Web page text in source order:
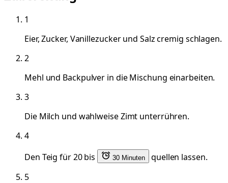
1
Eier, Zucker, Vanillezucker und Salz cremig schlagen.
2
Mehl und Backpulver in die Mischung einarbeiten.
3
Die Milch und wahlweise Zimt unterrühren.
4
Den Teig für 20 bis
30 Minuten
quellen lassen.
5